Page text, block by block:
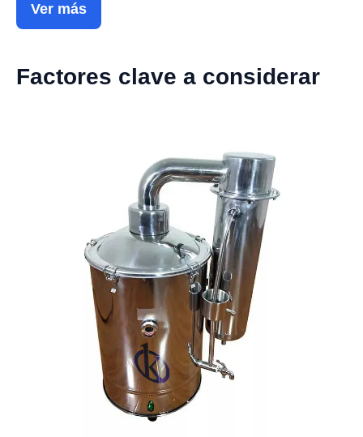
Ver más
Factores clave a considerar